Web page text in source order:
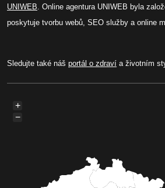
UNIWEB. Online agentura UNIWEB byla
poskytuje tvorbu webů, SEO služby a online
Sledujte také náš portál o zdraví a životním
+
−